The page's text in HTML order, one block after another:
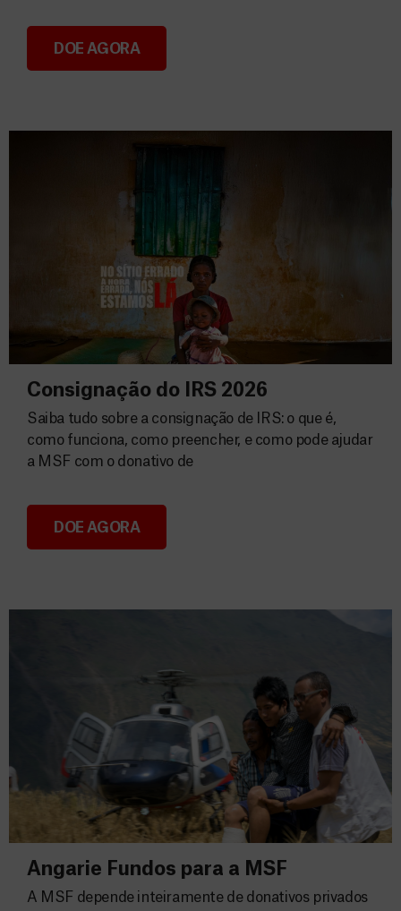
Donativos
DOE AGORA
Consignação do IRS 2026
Consignação do IRS 2026
Saiba tudo sobre a consignação de IRS: o que é,
como funciona, como preencher, e como pode ajudar
a MSF com o donativo de
DOE AGORA
Angarie Fundos para a MSF
A MSF depende inteiramente de donativos privados